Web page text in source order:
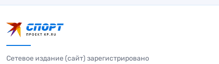
Сетевое издание (сайт) зарегистрировано